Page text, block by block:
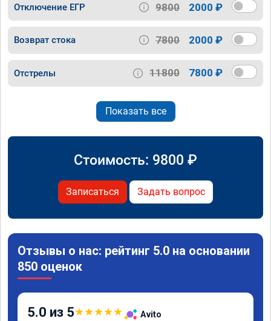
Отключение ЕГР 9800 2000 ₽
Возврат стока 7800 2000 ₽
Отстрелы 11800 7800 ₽
Показать все
Стоимость: 9800 ₽
Записаться Задать вопрос
Отзывы о нас: рейтинг 5.0 на основании
850 оценок
5.0 из 5★★★★★ Avito